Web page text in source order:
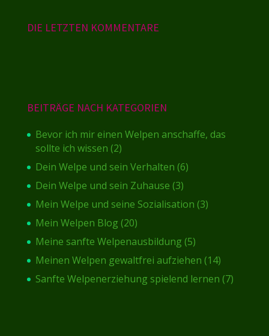
DIE LETZTEN KOMMENTARE
BEITRÄGE NACH KATEGORIEN
Bevor ich mir einen Welpen anschaffe, das
sollte ich wissen (2)
Dein Welpe und sein Verhalten (6)
Dein Welpe und sein Zuhause (3)
Mein Welpe und seine Sozialisation (3)
Mein Welpen Blog (20)
Meine sanfte Welpenausbildung (5)
Meinen Welpen gewaltfrei aufziehen (14)
Sanfte Welpenerziehung spielend lernen (7)